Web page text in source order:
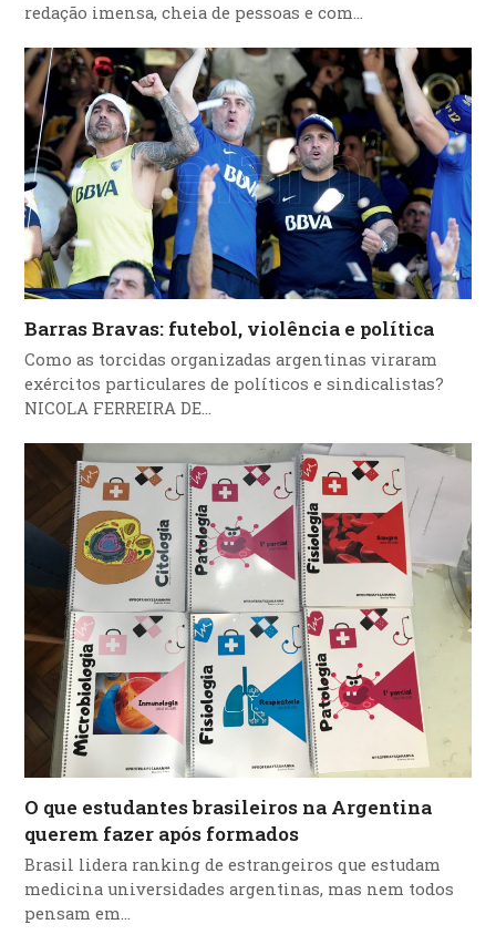
redação imensa, cheia de pessoas e com…
Barras Bravas: futebol, violência e política
Como as torcidas organizadas argentinas viraram
exércitos particulares de políticos e sindicalistas?
NICOLA FERREIRA DE…
O que estudantes brasileiros na Argentina
querem fazer após formados
Brasil lidera ranking de estrangeiros que estudam
medicina universidades argentinas, mas nem todos
pensam em…